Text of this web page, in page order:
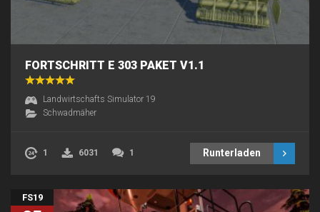
FORTSCHRITT E 303 PAKET V1.1
Landwirtschafts Simulator 19
Schwadmäher
1 6031 1 Runterladen
FS19